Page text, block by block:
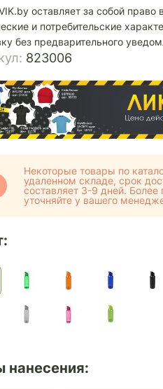
оставляет за собой право
и потребительские
без предварительного
823006
Некоторые товары по
удаленном складе, срок
составляет 3-9 дней.
уточняйте у вашего
нанесения: